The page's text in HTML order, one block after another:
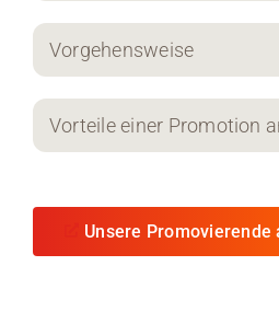
Vorgehensweise
Vorteile einer Promotion
Unsere Promovierende